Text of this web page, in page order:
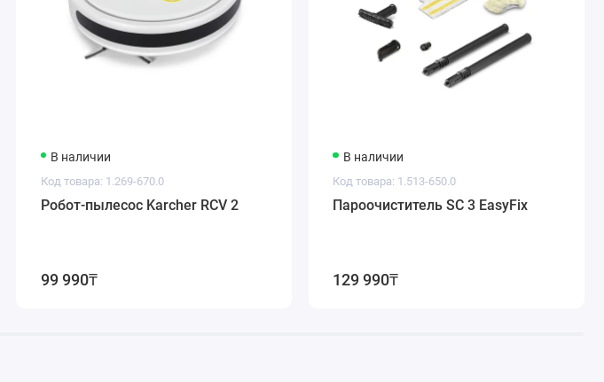
В наличии
Код товара: 1.269-670.0
Робот-пылесос Karcher RCV 2
99 990₸
В наличии
Код товара: 1.513-650.0
Пароочиститель SC 3 EasyFix
129 990₸